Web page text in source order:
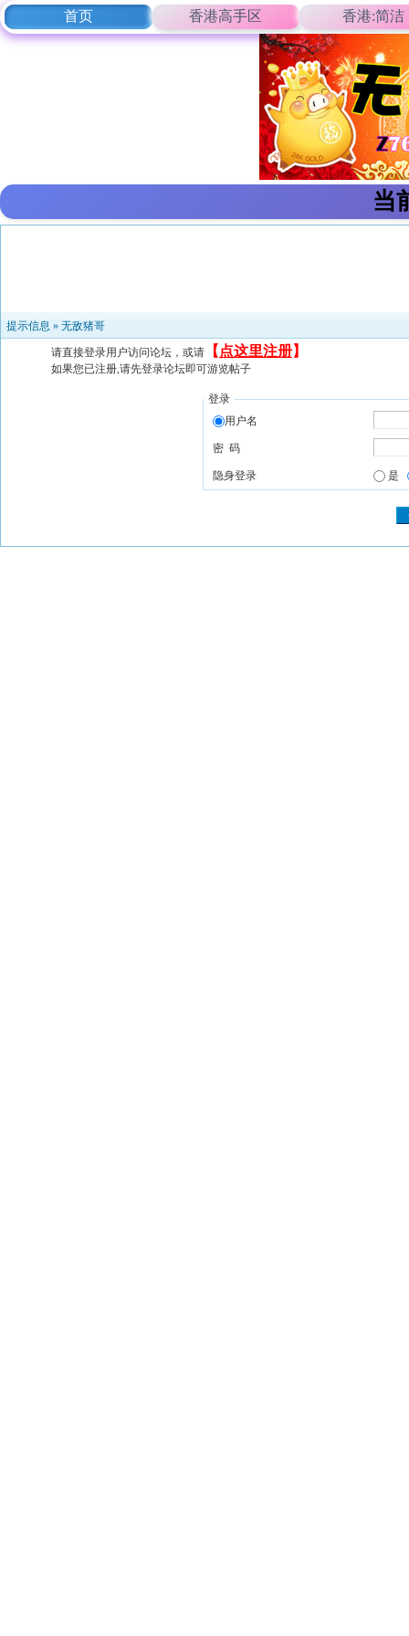
首页 香港高手区 香港:简洁
当
提示信息 » 无敌猪哥
请直接登录用户访问论坛，或请 【 点这里注册】
如果您已注册,请先登录论坛即可游览帖子
登录
用户名
密 码
隐身登录 是